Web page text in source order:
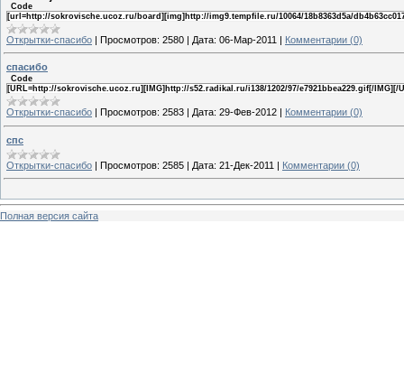
Code
[url=http://sokrovische.ucoz.ru/board][img]http://img9.tempfile.ru/10064/18b8363d5a/
Открытки-спасибо | Просмотров: 2580 | Дата: 06-Мар-2011 | Комментарии (0)
спасибо
Code
[URL=http://sokrovische.ucoz.ru][IMG]http://s52.radikal.ru/i138/1202/97/e7921bbea229.gif[/IMG][/
Открытки-спасибо Просмотров: 2583 Дата: 29-Фев-2012 Комментарии (0)
спс
Открытки-спасибо | Просмотров: 2585 | Дата: 21-Дек-2011 | Комментарии (0)
Полная версия сайта